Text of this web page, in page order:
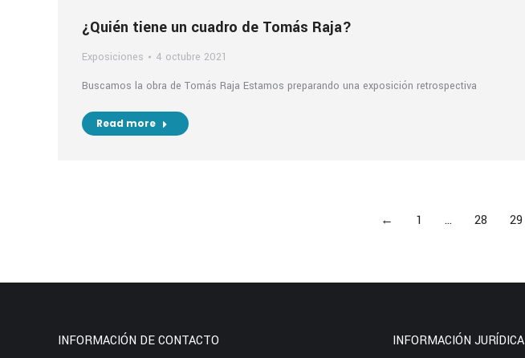
¿Quién tiene un cuadro de Tomás Raja?
Exposiciones
4 octubre 2021
Buscamos la obra de Tomás Raja Estamos preparando una exposición retrospectiva
Read more
← 1 … 28 29
INFORMACIÓN DE CONTACTO INFORMACIÓN JURÍDICA